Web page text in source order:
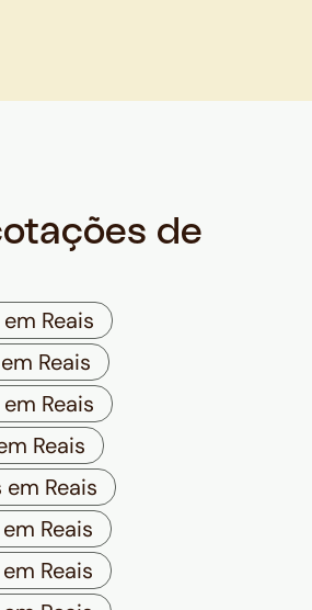
de
Reais
Reais
Reais
Reais
Reais
Reais
Reais